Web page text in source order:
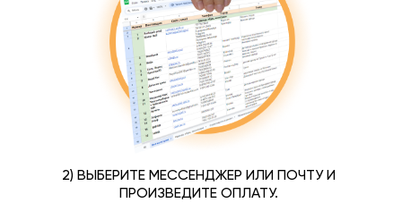
2) ВЫБЕРИТЕ МЕССЕНДЖЕР ИЛИ ПОЧТУ И
ПРОИЗВЕДИТЕ ОПЛАТУ.